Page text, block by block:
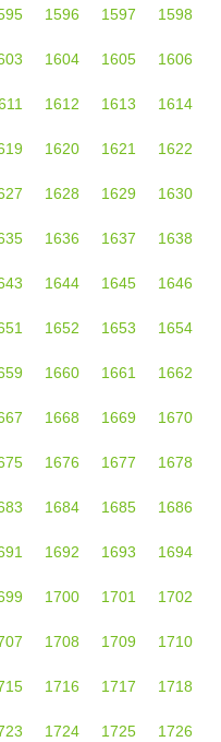
1596 1597 1598
1604 1605 1606
1612 1613 1614
1620 1621 1622
1628 1629 1630
1636 1637 1638
1644 1645 1646
1652 1653 1654
1660 1661 1662
1668 1669 1670
1676 1677 1678
1684 1685 1686
1692 1693 1694
1700 1701 1702
1708 1709 1710
1716 1717 1718
1724 1725 1726